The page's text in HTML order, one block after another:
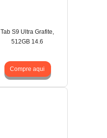
Tab S9 Ultra Grafite,
512GB 14.6
Compre aqui